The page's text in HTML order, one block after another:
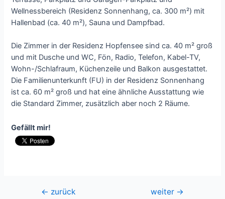
Wellnessbereich (Residenz Sonnenhang, ca. 300 m²) mit
Hallenbad (ca. 40 m²), Sauna und Dampfbad.
Die Zimmer in der Residenz Hopfensee sind ca. 40 m² groß
und mit Dusche und WC, Fön, Radio, Telefon, Kabel-TV,
Wohn-/Schlafraum, Küchenzeile und Balkon ausgestattet.
Die Familienunterkunft (FU) in der Residenz Sonnenhang
ist ca. 60 m² groß und hat eine ähnliche Ausstattung wie
die Standard Zimmer, zusätzlich aber noch 2 Räume.
Gefällt mir!
Beitragsnavigation
← zurück weiter →